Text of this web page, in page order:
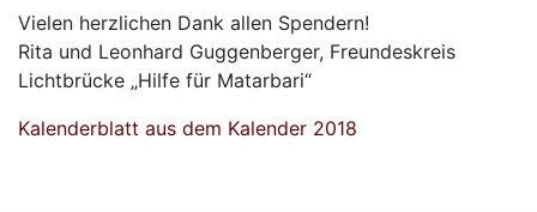
Vielen herzlichen Dank allen Spendern!
Rita und Leonhard Guggenberger, Freundeskreis
Lichtbrücke „Hilfe für Matarbari“
Kalenderblatt aus dem Kalender 2018